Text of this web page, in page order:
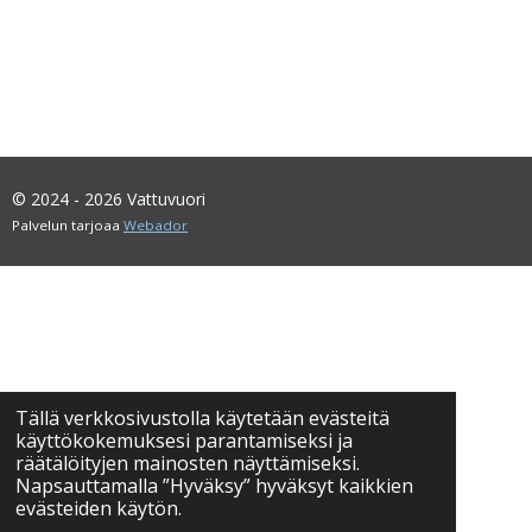
Tällä verkkosivustolla käytetään evästeitä
käyttökokemuksesi parantamiseksi ja
räätälöityjen mainosten näyttämiseksi.
Napsauttamalla ”Hyväksy” hyväksyt kaikkien
evästeiden käytön.
© 2024 - 2026 Vattuvuori
Palvelun tarjoaa Webador